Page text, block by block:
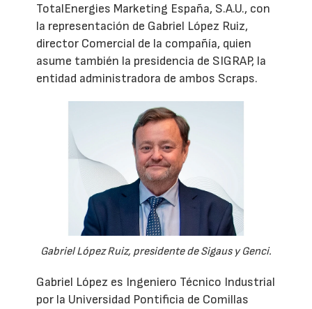
TotalEnergies Marketing España, S.A.U., con
la representación de Gabriel López Ruiz,
director Comercial de la compañía, quien
asume también la presidencia de SIGRAP, la
entidad administradora de ambos Scraps.
Gabriel López Ruiz, presidente de Sigaus y Genci.
Gabriel López es Ingeniero Técnico Industrial
por la Universidad Pontificia de Comillas